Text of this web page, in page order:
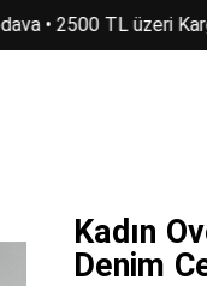
• 2500 TL üzeri
Kadın
Denim